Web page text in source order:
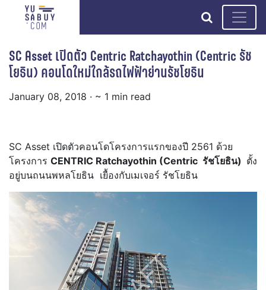
search
SC Asset เปิดตัว Centric Ratchayothin (Centric รัช
โยธิน) คอนโดใหม่ใกล้รถไฟฟ้าย่านรัชโยธิน
January 08, 2018 · ~ 1 min read
SC Asset เปิดตัวคอนโดโครงการแรกของปี 2561 ด้วย
โครงการ CENTRIC Ratchayothin (Centric รัชโยธิน) ตั้ง
อยู่บนถนนพหลโยธิน เยื้องกับเมเจอร์ รัชโยธิน